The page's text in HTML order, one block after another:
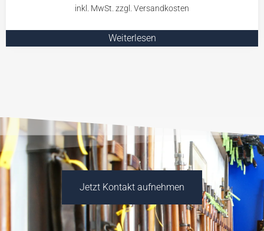
Weiterlesen
Jetzt Kontakt aufnehmen